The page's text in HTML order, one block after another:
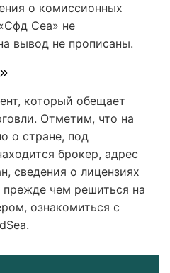
о комиссионных
Сеа» не
вывод не прописаны.
который обещает
Отметим, что на
о стране, под
брокер, адрес
сведения о лицензиях
чем решиться на
ознакомиться с